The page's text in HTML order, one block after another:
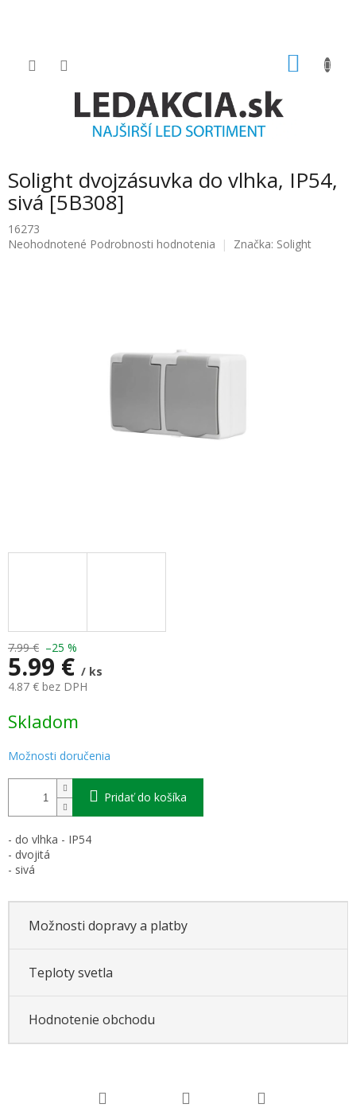
o
č
n
ý
p
Solight dvojzásuvka do vlhka, IP54,
sivá [5B308]
16273
Priemerné
Neohodnotené Podrobnosti hodnotenia Značka: Solight
7.99 € –25 %
5.99 € / ks
4.87 € bez DPH
cena:
Skladom
Možnosti doručenia
Pridať do košíka
- do vlhka - IP54
- dvojitá
- sivá
Možnosti dopravy a platby
Teploty svetla
Hodnotenie obchodu